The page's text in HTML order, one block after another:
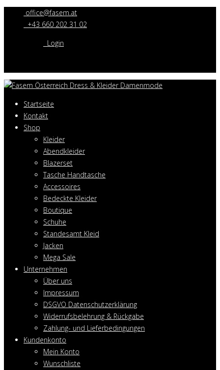
office@fasem.at
+43 660 202 31 02
Login
Startseite
Kontakt
Shop
Kleider
Abendkleider
Blazerset
Tasche Handtasche
Accessoires
Bedeckte Kleider
Boutique
Schuhe
Standesamt Kleid
Jacken
Mega Sale
Unternehmen
Über uns
Impressum
DSGVO Datenschutzerklärung
Widerrufsbelehrung & Rückgabe
Zahlung- und Lieferbedingungen
Kundenkonto
Mein Konto
Wunschliste